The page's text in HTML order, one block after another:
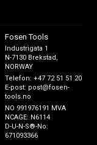
Fosen Tools
Industrigata 1
N-7130 Brekstad,
NORWAY
Telefon:+47 72 51 51 20
E-post: post@fosen-
tools.no
NO 991976191 MVA
NCAGE: N6114
D-U-N-S®-No:
671093366